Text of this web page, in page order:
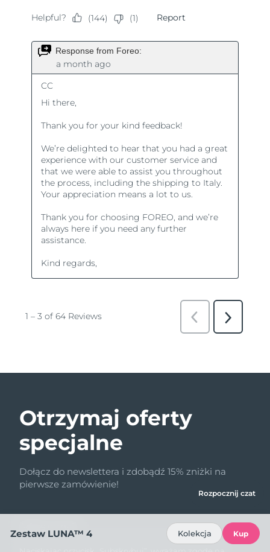
Otrzymaj oferty
specjalne
Dołącz do newslettera i zdobądź 15% zniżki na
pierwsze zamówienie!
Rozpocznij czat
Zestaw LUNA™ 4 Kolekcja Kup